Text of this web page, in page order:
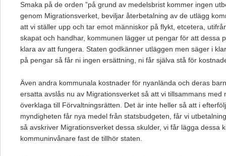
Smaka på de orden ”på grund av medelsbrist kommer ingen
genom Migrationsverket, beviljar återbetalning av de utlägg
att vi ställer upp och tar emot människor på flykt, etcetera,
skapat och handhar, kommunen lägger ut pengar för att dessa
klara av att fungera. Staten godkänner utläggen men säger i
på pengar så får ni ingen ersättning, ni får själva stå för
Även andra kommunala kostnader för nyanlända och deras
ersatta avslås nu av Migrationsverket så att vi tillsammans med
överklaga till Förvaltningsrätten. Det är inte heller så att i
myndigheten får nya medel från statsbudgeten, får vi
så avskriver Migrationsverket dessa skulder, vi får lägga dessa
kommuninvånare fast de tillhör staten.